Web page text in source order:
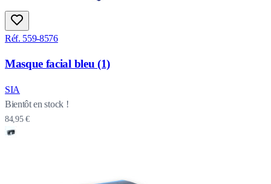
Réf. 559-8576
Masque facial bleu (1)
SIA
Bientôt en stock !
84,95 €